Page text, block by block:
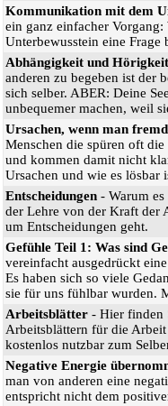
Kommunikation mit dem
ein ganz einfacher
Unterbewusstein eine Frage
Abhängigkeit und Hörigkeit
anderen zu begeben ist der
sich selber. ABER: Deine
unbequemer machen, weil
Ursachen, wenn man
Menschen die spüren oft
und kommen damit nicht
Ursachen und wie es lösbar
Entscheidungen - Warum
der Lehre von der Kraft der
um Entscheidungen geht.
Gefühle Teil 1: Was sind
vereinfacht ausgedrückt
Es haben sich so viele
sie für uns fühlbar wurden.
Arbeitsblätter - Hier finden
Arbeitsblättern für die
kostenlos nutzbar zum
Negative Energie
man von anderen eine
entspricht nicht dem